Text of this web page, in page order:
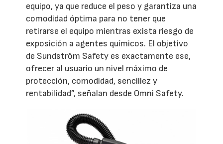
equipo, ya que reduce el peso y garantiza una
comodidad óptima para no tener que
retirarse el equipo mientras exista riesgo de
exposición a agentes químicos. El objetivo
de Sundström Safety es exactamente ese,
ofrecer al usuario un nivel máximo de
protección, comodidad, sencillez y
rentabilidad”, señalan desde Omni Safety.